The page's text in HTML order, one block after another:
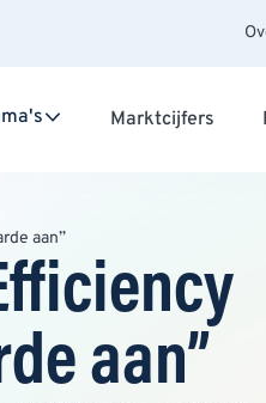
Marktcijfers
aan”
aan”